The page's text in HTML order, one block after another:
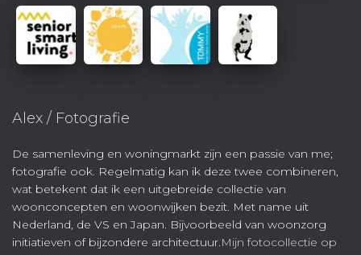
Alex / Fotografie
De samenleving en woningmarkt zijn een passie van me;
fotografie ook. Regelmatig kan ik deze twee combineren,
wat betekent dat ik een uitgebreide collectie van
woonconcepten en woonwijken bezit. Met name uit
Nederland, de VS en Japan. Bijvoorbeeld van woonzorg
initiatieven of bijzondere architectuur.Mijn fotocollectie op